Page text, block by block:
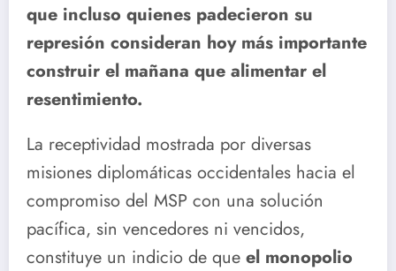
que incluso quienes padecieron su
represión consideran hoy más importante
construir el mañana que alimentar el
resentimiento.
La receptividad mostrada por diversas
misiones diplomáticas occidentales hacia el
compromiso del MSP con una solución
pacífica, sin vencedores ni vencidos,
constituye un indicio de que el monopolio